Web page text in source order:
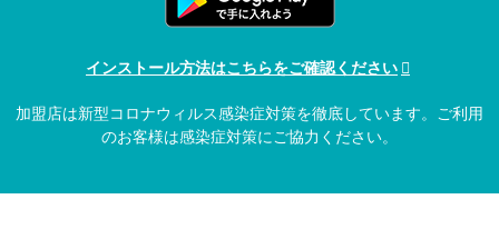
インストール方法はこちらをご確認ください
加盟店は新型コロナウィルス感染症対策を徹底しています。ご利用
のお客様は感染症対策にご協力ください。